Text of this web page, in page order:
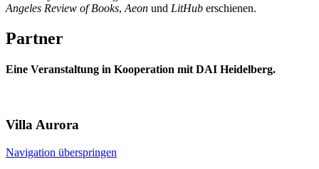
Angeles Review of Books, Aeon und LitHub erschienen.
Partner
Eine Veranstaltung in Kooperation mit DAI Heidelberg.
Villa Aurora
Navigation überspringen